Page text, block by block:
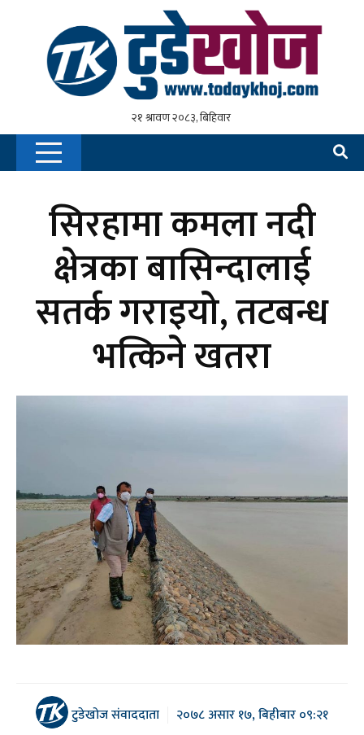
सिरहामा कमला नदी
क्षेत्रका बासिन्दालाई
सतर्क गराइयो, तटबन्ध
भत्किने खतरा
टुडेखोज संवाददाता २०७८ असार १७, बिहीबार ०९:२१